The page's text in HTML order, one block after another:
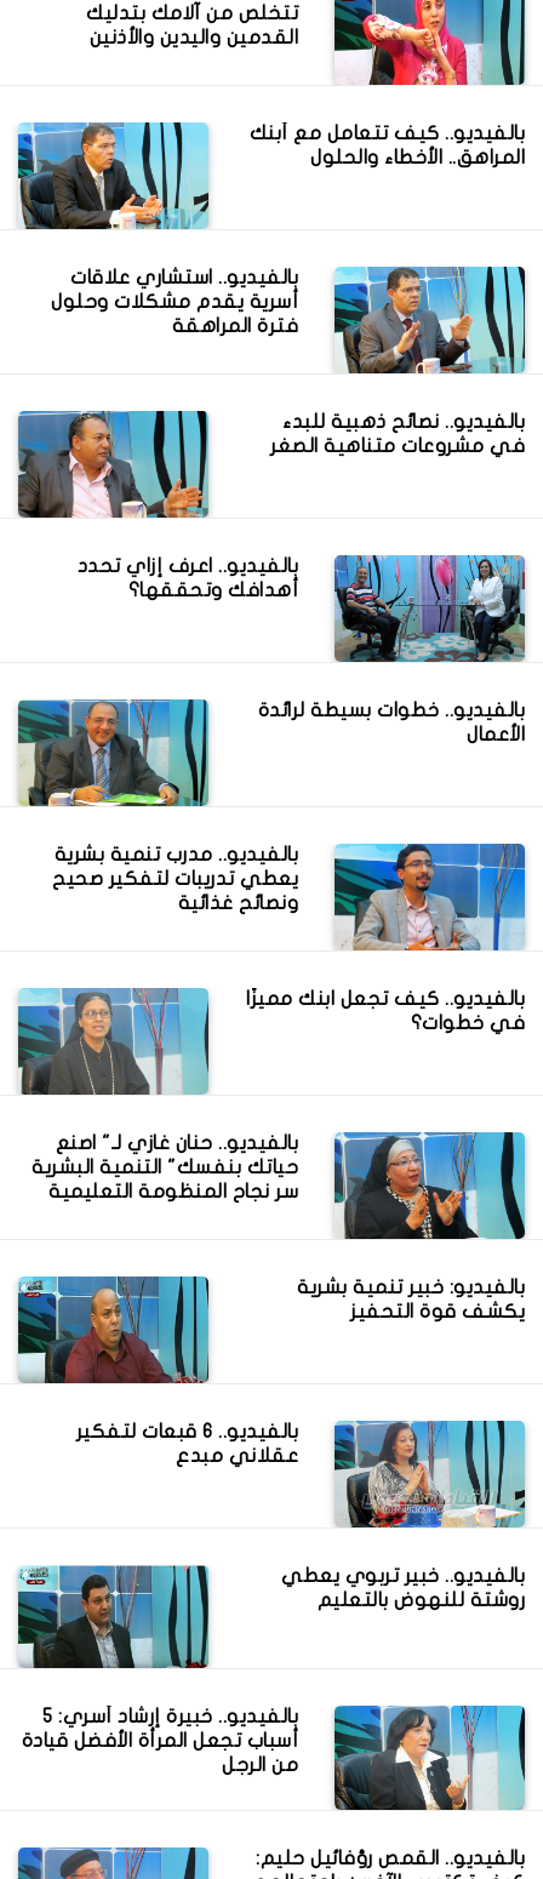
تتخلص من آلامك بتدليك
القدمين واليدين والأذنين
بالفيديو.. كيف تتعامل مع أبنك
المراهق.. الأخطاء والحلول
بالفيديو.. استشاري علاقات
أسرية يقدم مشكلات وحلول
فترة المراهقة
بالفيديو.. نصائح ذهبية للبدء
في مشروعات متناهية الصغر
بالفيديو.. اعرف إزاي تحدد
أهدافك وتحققها؟
بالفيديو.. خطوات بسيطة لرائدة
الأعمال
بالفيديو.. مدرب تنمية بشرية
يعطي تدريبات لتفكير صحيح
ونصائح غذائية
بالفيديو.. كيف تجعل ابنك مميزًا
في خطوات؟
بالفيديو.. حنان غازي لـ" اصنع
حياتك بنفسك" التنمية البشرية
سر نجاح المنظومة التعليمية
بالفيديو: خبير تنمية بشرية
يكشف قوة التحفيز
بالفيديو.. 6 قبعات لتفكير
عقلاني مبدع
بالفيديو.. خبير تربوي يعطي
روشتة للنهوض بالتعليم
بالفيديو.. خبيرة إرشاد أسري: 5
أسباب تجعل المرأة الأفضل قيادة
من الرجل
بالفيديو.. القمص رؤفائيل حليم: